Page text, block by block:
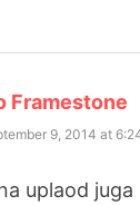
Framestone
9, 2014 at
uplaod